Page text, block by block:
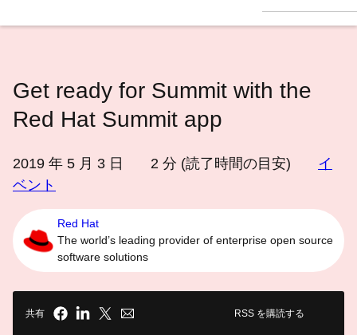
語
択
さ
Get ready for Summit with the
Red Hat Summit app
2019 年 5 月 3 日 2 分 (読了時間の目安)
イ
ベント
Red Hat
The world’s leading provider of enterprise open source
software solutions
共有 RSS を購読する